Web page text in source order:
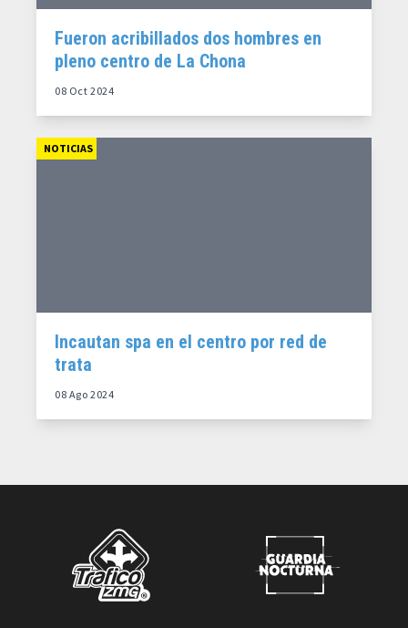
Fueron acribillados dos hombres en
pleno centro de La Chona
08 Oct 2024
NOTICIAS
Incautan spa en el centro por red de
trata
08 Ago 2024